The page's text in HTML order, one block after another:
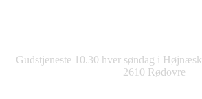
Gudstjeneste 10.30 hver søndag i
2610 Rødovre